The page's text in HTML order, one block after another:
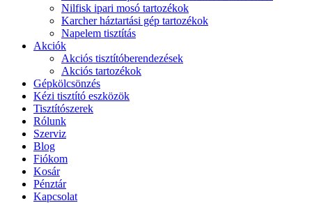
Nilfisk ipari mosó tartozékok
Karcher háztartási gép tartozékok
Napelem tisztítás
Akciók
Akciós tisztítóberendezések
Akciós tartozékok
Gépkölcsönzés
Kézi tisztító eszközök
Tisztítószerek
Rólunk
Szerviz
Blog
Fiókom
Kosár
Pénztár
Kapcsolat